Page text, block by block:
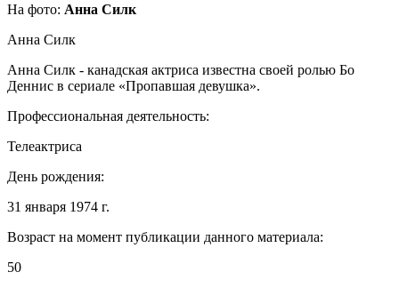
На фото: Анна Силк
Анна Силк
Анна Силк - канадская актриса известна своей ролью Бо
Деннис в сериале «Пропавшая девушка».
Профессиональная деятельность:
Телеактриса
День рождения:
31 января 1974 г.
Возраст на момент публикации данного материала:
50